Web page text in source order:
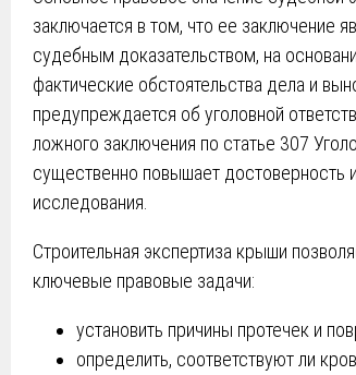
заключается в том, что ее заключение
судебным доказательством, на
фактические обстоятельства дела и
предупреждается об уголовной
ложного заключения по статье 307
существенно повышает достоверность
исследования.
Строительная экспертиза крыши
ключевые правовые задачи:
установить причины протечек и
определить, соответствуют ли